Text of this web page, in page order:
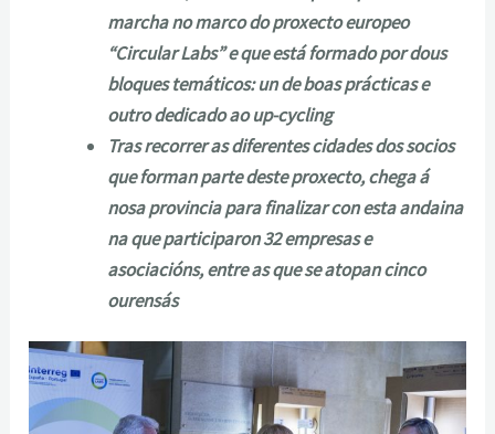
marcha no marco do proxecto europeo
“Circular Labs” e que está formado por dous
bloques temáticos: un de boas prácticas e
outro dedicado ao up-cycling
Tras recorrer as diferentes cidades dos socios
que forman parte deste proxecto, chega á
nosa provincia para finalizar con esta andaina
na que participaron 32 empresas e
asociacións, entre as que se atopan cinco
ourensás